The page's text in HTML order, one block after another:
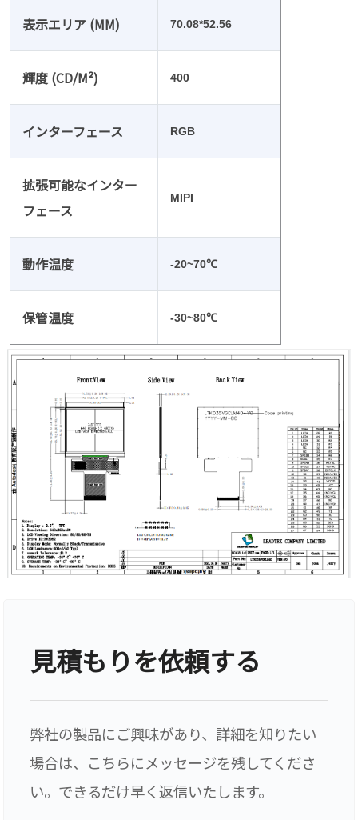
表示エリア (MM) 70.08*52.56
輝度 (CD/M²) 400
インターフェース RGB
拡張可能なインター
フェース
MIPI
動作温度 -20~70℃
保管温度 -30~80℃
見積もりを依頼する
弊社の製品にご興味があり、詳細を知りたい
場合は、こちらにメッセージを残してくださ
い。できるだけ早く返信いたします。